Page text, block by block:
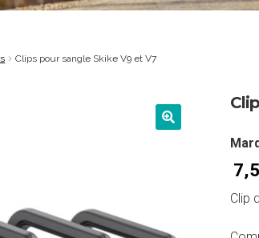
Clips pour sangle Skike V9 et V7
Clip